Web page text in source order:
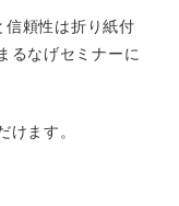
信頼性は折り紙付
るなげセミナーに
けます。